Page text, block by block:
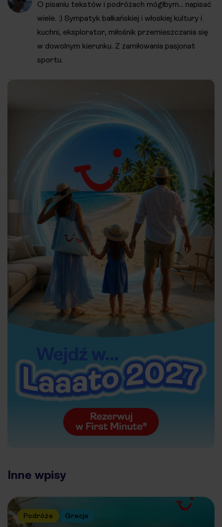
O pisaniu tekstów i podróżach mógłbym... napisać
wiele. :) Sympatyk bałkańskiej i włoskiej kultury i
kuchni, eksplorator, miłośnik przemieszczania się
w dowolnym kierunku. Z zamiłowania pasjonat
sportu.
Inne wpisy
Podróże Grecja